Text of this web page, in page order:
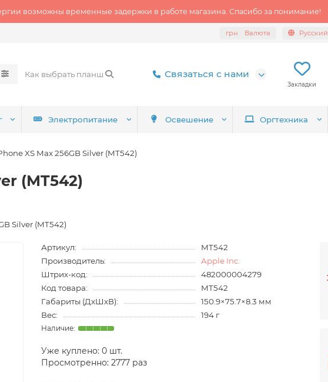
возможны временные задержки в работе магазина. Спасибо за понимание!
грн Валюта Русский
Связаться с нами
Закладки
Электропитание Освешение Оргтехника
XS Max 256GB Silver (MT542)
(MT542)
Silver (MT542)
Артикул:
MT542
Производитель:
Apple Inc.
Штрих-код:
482000004279
Код товара:
MT542
Габариты (ДхШхВ):
150.9×75.7×8.3 мм
Вес:
194 г
Уже куплено:0 шт.
Просмотренно: 2777 раз